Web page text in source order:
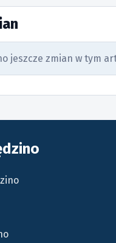
jeszcze zmian w tym